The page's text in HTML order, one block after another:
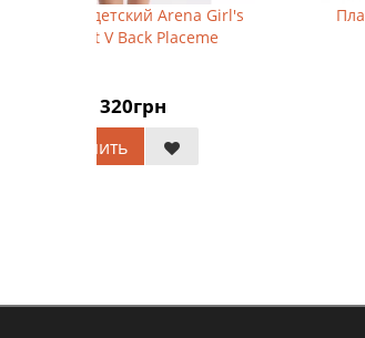
Плавки Arena My crystal swim
short 006702-500